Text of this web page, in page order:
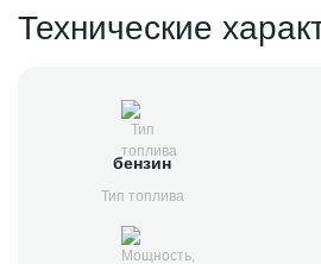
Технические
бензин
Тип топлива